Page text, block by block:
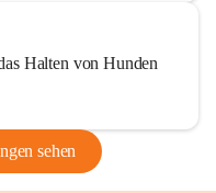
Halten von Hunden
sehen